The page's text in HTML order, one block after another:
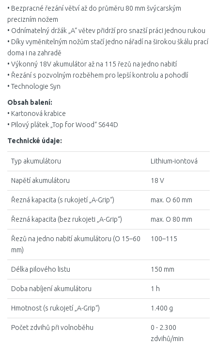
• Bezpracné řezání větví až do průměru 80 mm švýcarským
precizním nožem
• Odnímatelný držák „A“ větev přidrží pro snazší práci jednou rukou
• Díky vyměnitelným nožům stačí jedno nářadí na širokou škálu prací
doma i na zahradě
• Výkonný 18V akumulátor až na 115 řezů na jedno nabití
• Řezání s pozvolným rozběhem pro lepší kontrolu a pohodlí
• Technologie Syn
Obsah balení:
• Kartonová krabice
• Pilový plátek „Top for Wood“ S644D
Technické údaje:
Typ akumulátoru Lithium-iontová
Napětí akumulátoru 18 V
Řezná kapacita (s rukojetí „A-Grip“) max. O 60 mm
Řezná kapacita (bez rukojeti „A-Grip“) max. O 80 mm
Řezů na jedno nabití akumulátoru (O 15–60
mm)
100–115
Délka pilového listu 150 mm
Doba nabíjení akumulátoru 1 h
Hmotnost (s rukojetí „A-Grip“) 1.400 g
Počet zdvihů při volnoběhu
0 - 2.300
zdvihů/min